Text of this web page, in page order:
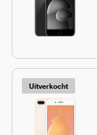
Uitverkocht